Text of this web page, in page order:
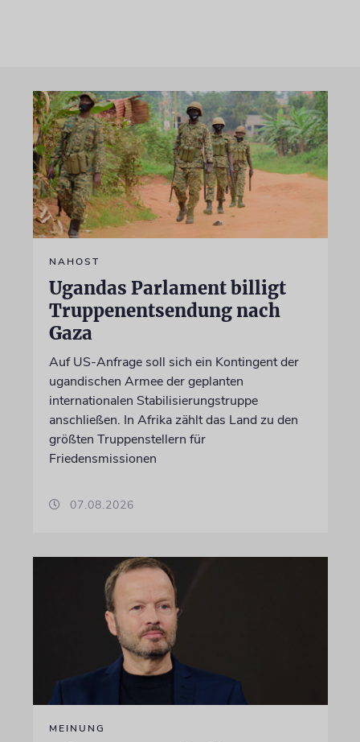
NAHOST
Ugandas Parlament billigt
Truppenentsendung nach
Gaza
Auf US-Anfrage soll sich ein Kontingent der
ugandischen Armee der geplanten
internationalen Stabilisierungstruppe
anschließen. In Afrika zählt das Land zu den
größten Truppenstellern für
Friedensmissionen
07.08.2026
MEINUNG